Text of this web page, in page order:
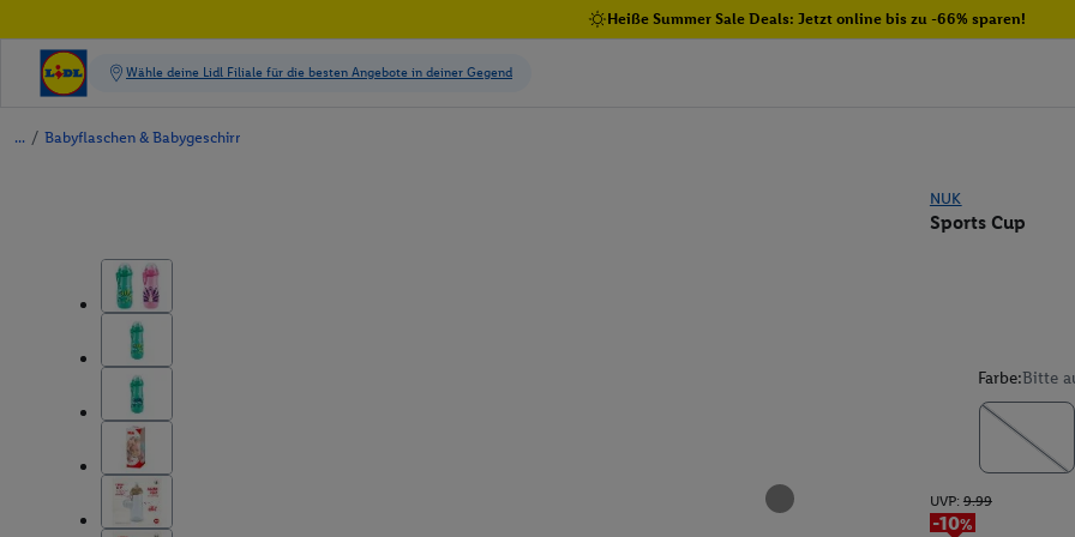
Heiße Summer Sale Deals: Jetzt online bis zu -66% sparen!
/ Babyflaschen & Babygeschirr
NUK
Sports Cup
Farbe:Bitte
UVP: 9.99
-10%